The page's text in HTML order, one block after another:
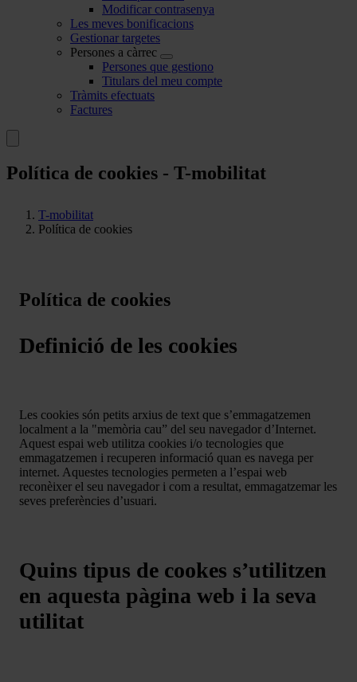
Modificar contrasenya
Les meves bonificacions
Gestionar targetes
Persones a càrrec
Persones que gestiono
Titulars del meu compte
Tràmits efectuats
Factures
Política de cookies - T-mobilitat
T-mobilitat
Política de cookies
Política de cookies
Definició de les cookies
Les cookies són petits arxius de text que s’emmagatzemen
localment a la "memòria cau” del seu navegador d’Internet.
Aquest espai web utilitza cookies i/o tecnologies que
emmagatzemen i recuperen informació quan es navega per
internet. Aquestes tecnologies permeten a l’espai web
reconèixer el seu navegador i com a resultat, emmagatzemar les
seves preferències d’usuari.
Quins tipus de cookes s’utilitzen
en aquesta pàgina web i la seva
utilitat